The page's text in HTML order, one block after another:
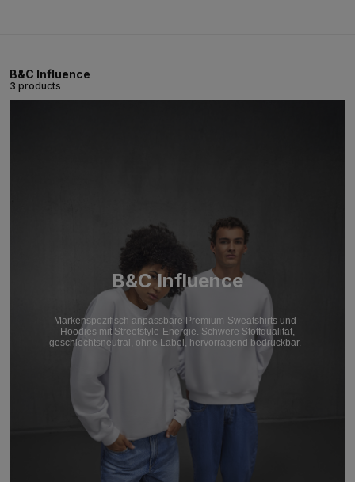
B&C Influence
3 products
B&C Influence
Markenspezifisch anpassbare Premium-Sweatshirts und -
Hoodies mit Streetstyle-Energie. Schwere Stoffqualität,
geschlechtsneutral, ohne Label, hervorragend bedruckbar.